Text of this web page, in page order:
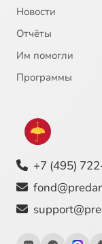
Новости
Отчёты
Им помогли
Программы
+7 (495)